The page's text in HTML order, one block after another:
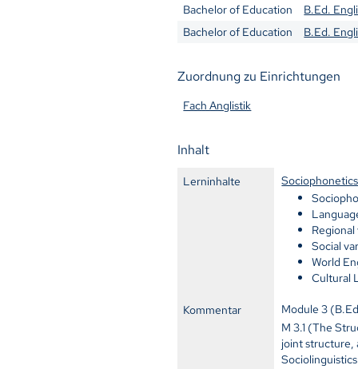
Bachelor of Education
B.Ed.
Bachelor of Education
B.Ed.
Zuordnung zu Einrichtungen
Fach Anglistik
Inhalt
Lerninhalte
Social
World
Cultural
Kommentar
Module 3
M 3.1 (The
joint structure,